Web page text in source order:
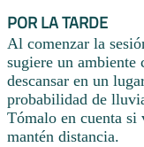
POR LA TARDE
Al comenzar la
sugiere un ambiente
descansar en un
probabilidad de
Tómalo en cuenta si
mantén distancia.